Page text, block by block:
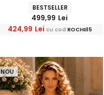
StarShinerS
BESTSELLER
499,99 Lei
424,99 Lei cu cod ROCHII15
NOU